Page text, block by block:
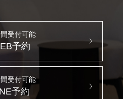
受付可能
予約
受付可能
予約